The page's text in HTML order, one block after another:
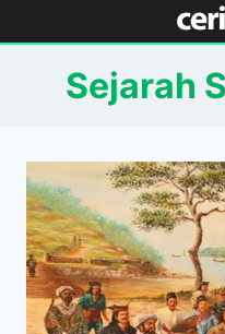
to
Sejarah